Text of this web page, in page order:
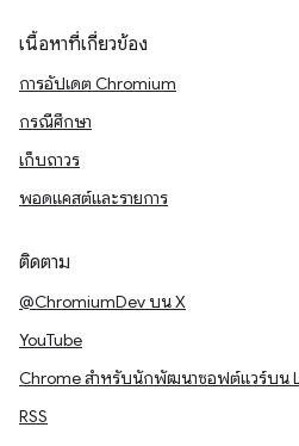
เนื้อหาที่เกี่ยวข้อง
การอัปเดต Chromium
กรณีศึกษา
เก็บถาวร
พอดแคสต์และรายการ
ติดตาม
@ChromiumDev บน X
YouTube
Chrome สำหรับนักพัฒนาซอฟต์แวร์บน
RSS